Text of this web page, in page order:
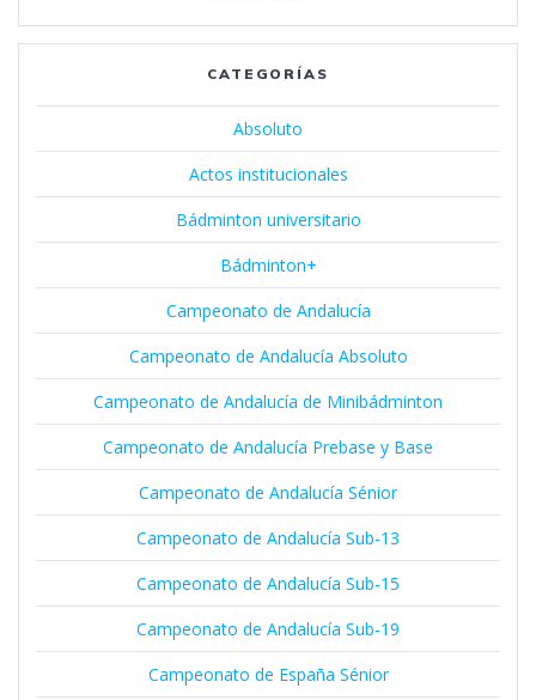
CATEGORÍAS
Absoluto
Actos institucionales
Bádminton universitario
Bádminton+
Campeonato de Andalucía
Campeonato de Andalucía Absoluto
Campeonato de Andalucía de Minibádminton
Campeonato de Andalucía Prebase y Base
Campeonato de Andalucía Sénior
Campeonato de Andalucía Sub-13
Campeonato de Andalucía Sub-15
Campeonato de Andalucía Sub-19
Campeonato de España Sénior